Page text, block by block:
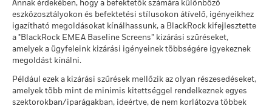
számításokban az esetleges jegyzési /visszaváltási díjak nem
szerepelnek.
A
múltbeli teljesítmény nem jelent megbízható útmutatást a
jövőben egészen máshogy fejlődnek. Abban segíthet Önnek,
hogy felmérje, hogyan kezelték az alapot a múltban
Mérsékelt
Ezt az összeget kaphatja vissza a költségek
Éves átlagos hozam
Kedvező
A stresszforgatókönyv bemutatja, hogy szélsőséges piaci
körülmények esetén mekkora összeget kaphat vissza.
(AAA–CCC)
ekkor: 2026. júl. 17.
MSCI ESG minőségi
pontszám (0–10)
ekkor: 2026. júl. 17.
Lipper globális alapbesorolás
ekkor: 2026. júl. 17.
Equity Europe
MSCI - Az ENSZ Globális
Megállapodásának elveinek
megsértői
ekkor: 2026. jún. 30.
MSCI - Termikus szén
ekkor: 2026. jún. 30.
0,00%
MSCI - Szurokföldek
ekkor: 2026. jún. 30.
0,00%
Annak érdekében, hogy a befektetők számára különböző
eszközosztályokon és befektetési stílusokon átívelő, igényeikhez
igazítható megoldásokat kínálhassunk, a BlackRock kifejlesztette
a "BlackRock EMEA Baseline Screens” kizárási szűréseket,
amelyek a ügyfeleink kizárási igényeinek többségére igyekeznek
megoldást kínálni.
Például ezek a kizárási szűrések mellőzik az olyan részesedéseket,
amelyek több mint de minimis kitettséggel rendelkeznek egyes
szektorokban/iparágakban, ideértve, de nem korlátozva többek